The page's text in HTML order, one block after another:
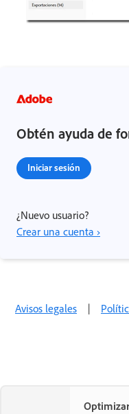
Obtén ayuda de
Iniciar sesión
¿Nuevo usuario?
Crear una cuenta ›
Avisos legales |